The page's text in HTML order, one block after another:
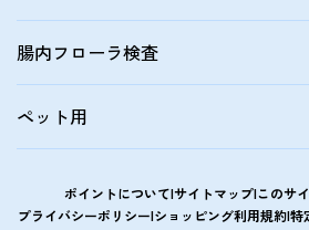
腸内フローラ検査
ペット用
ポイントについて サイトマップこのサ
プライバシーポリシー ショッピング利用規約特